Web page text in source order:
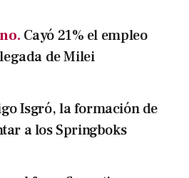
Cayó 21% el empleo
de Milei
Isgró, la formación de
a los Springboks